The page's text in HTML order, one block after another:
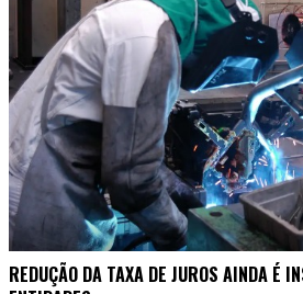
REDUÇÃO DA TAXA DE JUROS AINDA É